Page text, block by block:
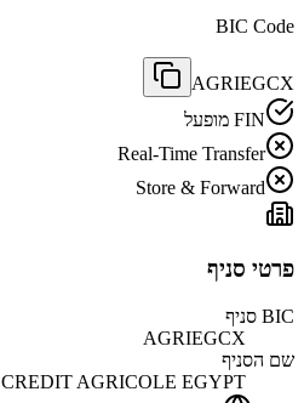
BIC Code
AGRIEGCX
FIN מופעל
Real-Time Transfer
Store & Forward
פרטי סניף
BIC סניף
AGRIEGCX
שם הסניף
CREDIT AGRICOLE EGYPT